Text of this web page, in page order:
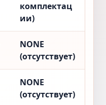
комплектац
ии)
NONE
(отсутствует)
NONE
(отсутствует)